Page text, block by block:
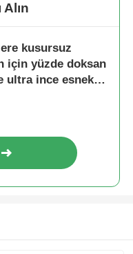
kusursuz
için yüzde doksan
ultra ince esnek